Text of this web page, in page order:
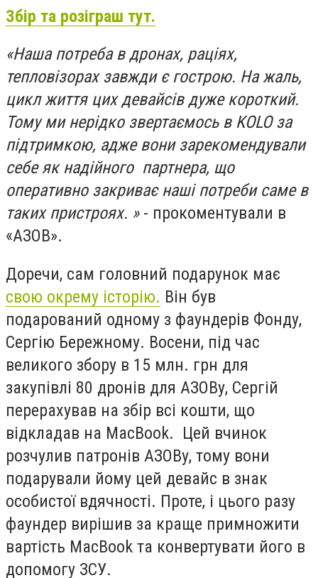
Збір та розіграш тут.
«Наша потреба в дронах, раціях,
тепловізорах завжди є гострою. На жаль,
цикл життя цих девайсів дуже короткий.
Тому ми нерідко звертаємось в KOLO за
підтримкою, адже вони зарекомендували
себе як надійного партнера, що
оперативно закриває наші потреби саме в
таких пристроях. »- прокоментували в
«АЗОВ».
Доречи, сам головний подарунок має
свою окрему історію. Він був
подарований одному з фаундерів Фонду,
Сергію Бережному. Восени, під час
великого збору в 15 млн. грн для
закупівлі 80 дронів для АЗОВу, Сергій
перерахував на збір всі кошти, що
відкладав на MacBook. Цей вчинок
розчулив патронів АЗОВу, тому вони
подарували йому цей девайс в знак
особистої вдячності. Проте, і цього разу
фаундер вирішив за краще примножити
вартість MacBook та конвертувати його в
допомогу ЗСУ.